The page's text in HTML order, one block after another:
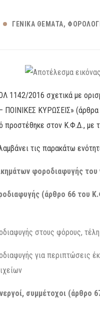
ΓΕΝΙΚΆ ΘΈΜΑΤΑ
1142/2016 σχετικά με
ΚΥΡΩΣΕΙΣ» (άρθρα
στον Κ.Φ.Δ., με
τις παρακάτω
φοροδιαφυγής του
(άρθρο 66 του
στους φόρους,
για περιπτώσεις
συμμέτοχοι (άρθρο